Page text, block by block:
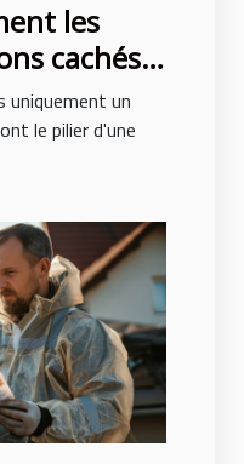
les
cachés
votre
uniquement un
le pilier d'une